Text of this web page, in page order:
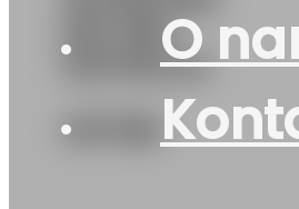
O
MO 99V
MICHELIN
417